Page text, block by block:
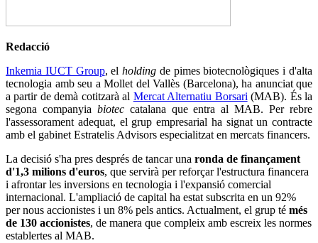
Redacció
Inkemia IUCT Group, elholding de pimes biotecnològiques i d'alta
tecnologia amb seu a Mollet del Vallès (Barcelona), ha anunciat que
a partir de demà cotitzarà al Mercat Alternatiu Borsari(MAB). És la
segona companyia bioteccatalana que entra al MAB. Per rebre
l'assessorament adequat, el grup empresarial ha signat un contracte
amb el gabinet Estratelis Advisors especialitzat en mercats financers.
La decisió s'ha pres després de tancar una ronda de finançament
d'1,3 milions d'euros, que servirà per reforçar l'estructura financera
i afrontar les inversions en tecnologia i l'expansió comercial
internacional. L'ampliació de capital ha estat subscrita en un 92%
per nous accionistes i un 8% pels antics. Actualment, el grup té més
de 130 accionistes, de manera que compleix amb escreix les normes
establertes al MAB.